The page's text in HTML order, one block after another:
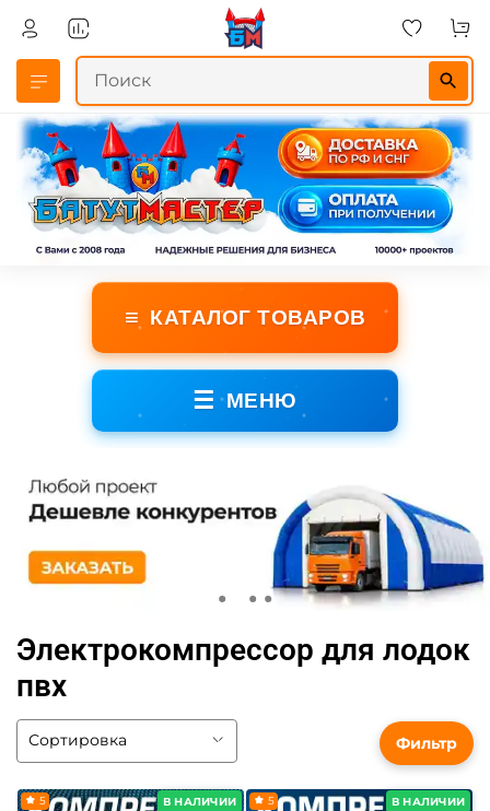
≡ КАТАЛОГ ТОВАРОВ
☰ МЕНЮ
Электрокомпрессор для лодок
пвх
В НАЛИЧИИ
5 В НАЛИЧИИ
5
Фильтр